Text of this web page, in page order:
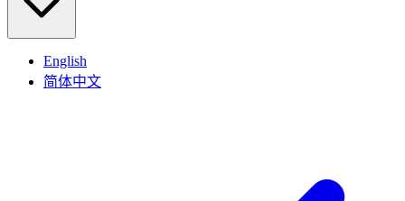
English
简体中文